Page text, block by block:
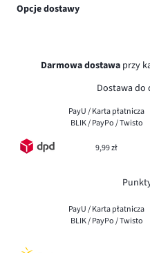
Opcje dostawy
Darmowa dostawa przy
Dostawa do
PayU / Karta płatnicza
BLIK / PayPo / Twisto
9,99 zł
PayU / Karta płatnicza
BLIK / PayPo / Twisto